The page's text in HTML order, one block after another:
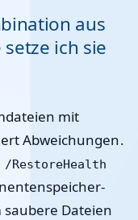
aus
setze ich sie
mit
Abweichungen.
/RestoreHealth
saubere Dateien